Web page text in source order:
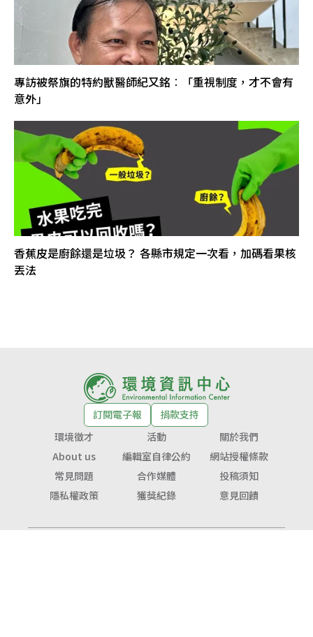
專訪被祭旗的特約獸醫師紀又銘︰「重視制度，才不會有
意外」
香蕉皮是廚餘還是垃圾？ 各縣市規定一次看，加碼看果核
丟法
訂閱電子報
捐款支持
環境徵才
活動
關於我們
About us
編輯室自律公約
網站授權條款
常見問題
合作媒體
投稿須知
隱私權政策
獲獎紀錄 意見回饋